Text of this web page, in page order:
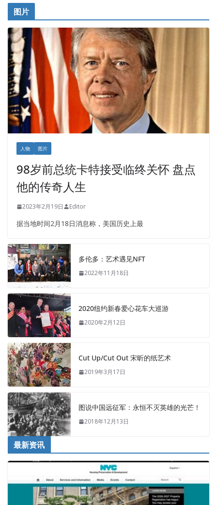
图片
人物 图片
98岁前总统卡特接受临终关怀 盘点
他的传奇人生
2023年2月19日 Editor
据当地时间2月18日消息称，美国历史上最
多伦多：艺术遇见NFT
2022年11月18日
2020纽约新春爱心花车大巡游
2020年2月12日
Cut Up/Cut Out 宋昕的纸艺术
2019年3月17日
图说中国远征军：永恒不灭英雄的光芒！
2018年12月13日
最新资讯